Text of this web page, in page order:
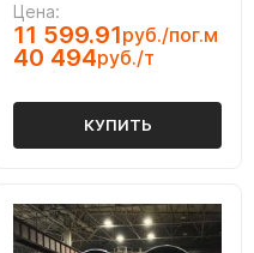
Цена:
11 599.91руб./пог.м
40 494руб./т
КУПИТЬ